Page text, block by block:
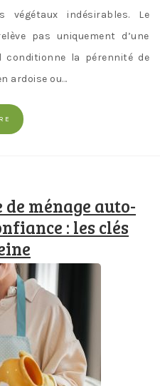
végétaux indésirables. Le
pas uniquement d’une
conditionne la pérennité de
ardoise ou…
ménage auto-
: les clés